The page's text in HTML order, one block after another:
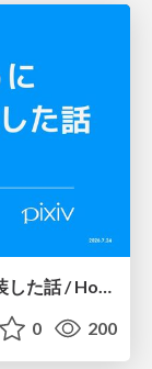
2年かけて Deno に DOMMatrix を実装した話 / How I implemented DOMMatrix in Deno over two years
0 200